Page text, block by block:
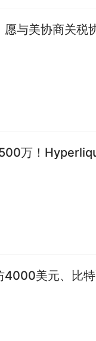
愿与美协商关税
万！
4000美元、比